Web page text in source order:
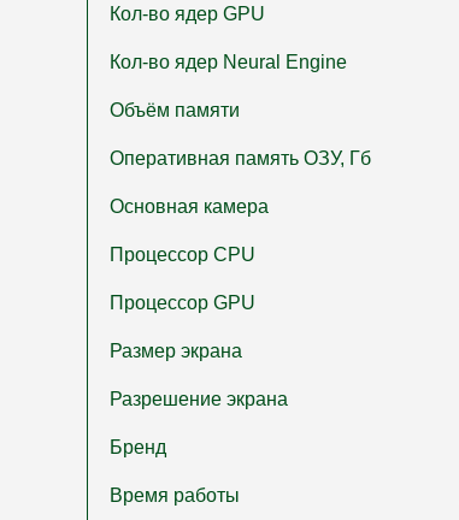
Кол-во ядер GPU
Кол-во ядер Neural Engine
Объём памяти
Оперативная память ОЗУ, Гб
Основная камера
Процессор CPU
Процессор GPU
Размер экрана
Разрешение экрана
Бренд
Время работы